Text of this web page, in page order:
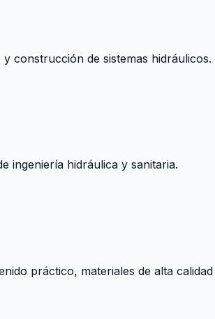
construcción de sistemas hidráulicos.
ingeniería hidráulica y sanitaria.
práctico, materiales de alta